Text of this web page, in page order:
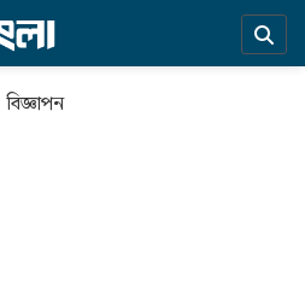
বিজ্ঞাপন